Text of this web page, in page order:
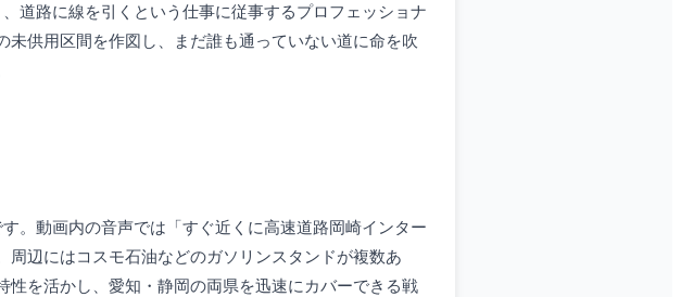
道路に線を引くという仕事に従事するプロフェッショナ
供用区間を作図し、まだ誰も通っていない道に命を吹
。動画内の音声では「すぐ近くに高速道路岡崎インター
辺にはコスモ石油などのガソリンスタンドが複数あ
を活かし、愛知・静岡の両県を迅速にカバーできる戦